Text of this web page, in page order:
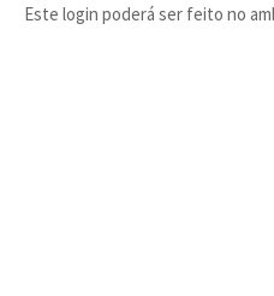
Este login poderá ser feito no